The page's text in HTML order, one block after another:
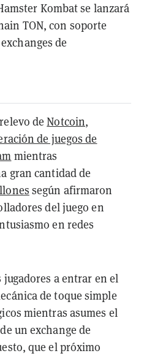
Kombat se lanzará
TON, con soporte
de
deNotcoin,
de juegos de
mientras
gran cantidad de
según afirmaron
del juego en
en redes
jugadores a entrar en el
de toque simple
mientras asumes el
un exchange de
que el próximo